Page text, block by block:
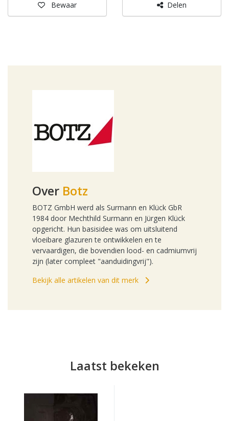
Bewaar Delen
Over Botz
BOTZ GmbH werd als Surmann en Klück GbR
1984 door Mechthild Surmann en Jürgen Klück
opgericht. Hun basisidee was om uitsluitend
vloeibare glazuren te ontwikkelen en te
vervaardigen, die bovendien lood- en cadmiumvrij
zijn (later compleet "aanduidingvrij").
Bekijk alle artikelen van dit merk
Laatst bekeken